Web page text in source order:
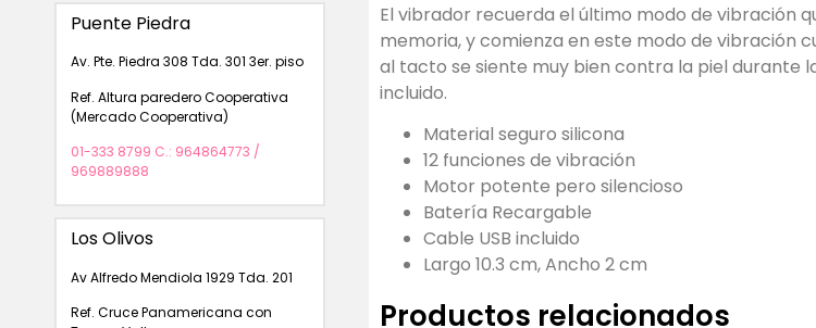
Puente Piedra
Av. Pte. Piedra 308 Tda. 301 3er. piso
Ref. Altura paredero Cooperativa
(Mercado Cooperativa)
01-333 8799 C.: 964864773 /
969889888
Los Olivos
Av Alfredo Mendiola 1929 Tda. 201
Ref. Cruce Panamericana con
El vibrador recuerda el último modo de vibración
memoria, y comienza en este modo de vibración
al tacto se siente muy bien contra la piel durante
incluido.
Material seguro silicona
12 funciones de vibración
Motor potente pero silencioso
Batería Recargable
Cable USB incluido
Largo 10.3 cm, Ancho 2 cm
Productos relacionados